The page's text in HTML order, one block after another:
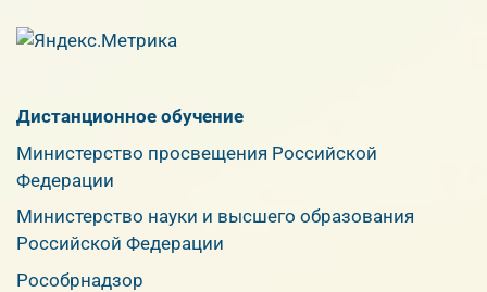
Дистанционное обучение
Министерство просвещения Российской
Федерации
Министерство науки и высшего образования
Российской Федерации
Рособрнадзор